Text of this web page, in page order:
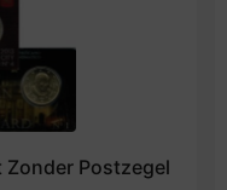
Postzegel